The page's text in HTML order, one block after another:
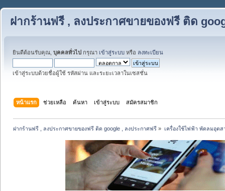
ฝากร้านฟรี , ลงประกาศขายของฟรี ติด
ยินดีต้อนรับคุณ, บุคคลทั่วไป กรุณา เข้าสู่ระบบ หรือ ลงทะเบียน
เข้าสู่ระบบด้วยชื่อผู้ใช้ รหัสผ่าน และระยะเวลาในเซสชั่น
หน้าแรก ช่วยเหลือ ค้นหา เข้าสู่ระบบ สมัครสมาชิก
ฝากร้านฟรี , ลงประกาศขายของฟรี ติด google , ลงประกาศฟรี » เครื่องใช้ไฟฟ้า พัดลมอุต